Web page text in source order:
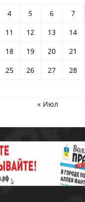
4 5 6 7
11 12 13 14
18 19 20 21
25 26 27 28
« Июл